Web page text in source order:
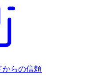
からの信頼